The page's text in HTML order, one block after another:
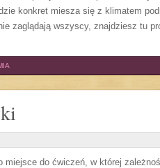
konkret miesza się z klimatem
zaglądają wszyscy, znajdziesz tu
miejsce do ćwiczeń, w której